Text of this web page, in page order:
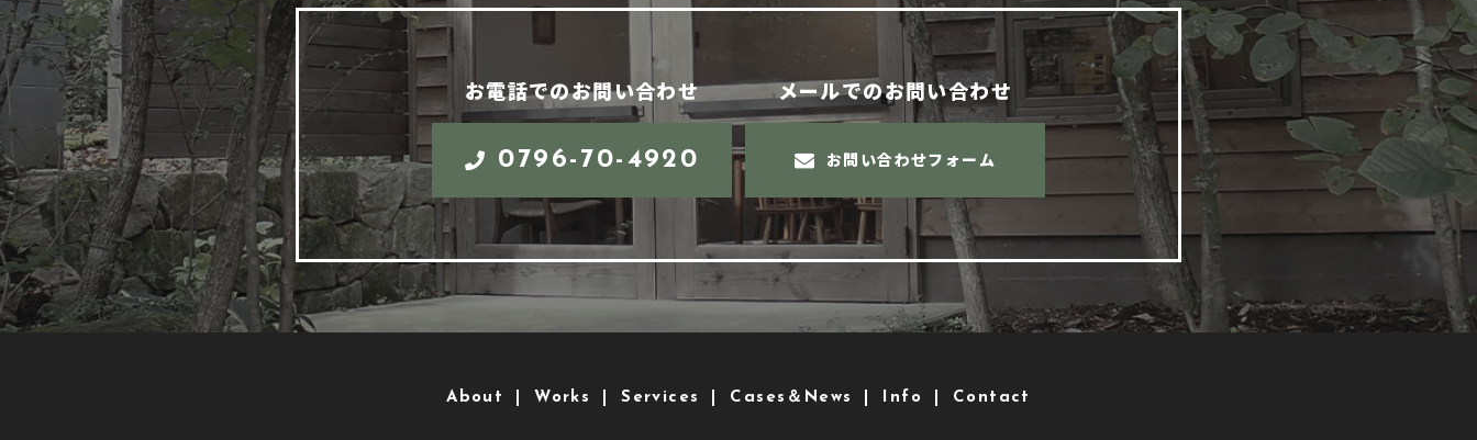
お電話でのお問い合わせ
0796-70-4920
メールでのお問い合わせ
お問い合わせフォーム
About Works Services Cases＆News Info Contact